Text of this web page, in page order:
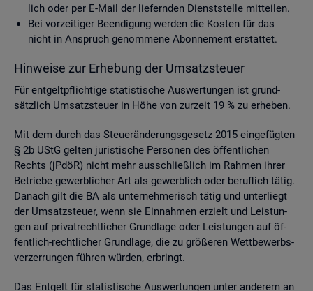
lich oder per E-Mail der lie­fern­den Dienst­stel­le mit­tei­len.
Bei vor­zei­ti­ger Be­en­di­gung wer­den die Kos­ten für das
nicht in An­spruch ge­nom­me­ne Abon­ne­ment er­stat­tet.
Hin­wei­se zur Er­he­bung der Um­satz­steu­er
Für ent­gelt­pflich­ti­ge sta­tis­ti­sche Aus­wer­tun­gen ist grund­
sätz­lich Um­satz­steu­er in Höhe von zur­zeit 19 % zu er­he­ben.
Mit dem durch das Steu­er­än­de­rungs­ge­setz 2015 ein­ge­füg­ten
§ 2b UStG gel­ten ju­ris­ti­sche Per­so­nen des öf­fent­li­chen
Rechts (jPdöR) nicht mehr aus­schlie­ß­lich im Rah­men ihrer
Be­trie­be ge­werb­li­cher Art als ge­werb­lich oder be­ruf­lich tätig.
Da­nach gilt die BA als un­ter­neh­me­risch tätig und un­ter­liegt
der Um­satz­steu­er, wenn sie Ein­nah­men er­zielt und Leis­tun­
gen auf pri­vat­recht­li­cher Grund­la­ge oder Leis­tun­gen auf öf­
fent­lich-recht­li­cher Grund­la­ge, die zu grö­ße­ren Wett­be­werbs­
ver­zer­run­gen füh­ren wür­den, er­bringt.
Das Ent­gelt für sta­tis­ti­sche Aus­wer­tun­gen unter an­de­rem an